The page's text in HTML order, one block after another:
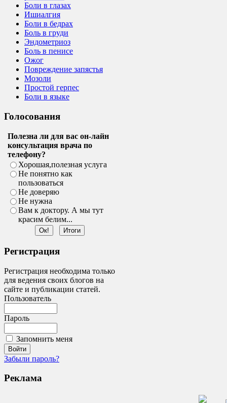
Боли в глазах
Ишиалгия
Боли в бедрах
Боль в груди
Эндометриоз
Боль в пенисе
Ожог
Повреждение запястья
Мозоли
Простой герпес
Боли в языке
Голосования
Полезна ли для вас он-лайн
консультация врача по
телефону?
Хорошая,полезная услуга
Не понятно как
пользоваться
Не доверяю
Не нужна
Вам к доктору. А мы тут
красим белим...
Регистрация
Регистрация необходима только
для ведения своих блогов на
сайте и публикации статей.
Пользователь
Пароль
Запомнить меня
Забыли пароль?
Реклама